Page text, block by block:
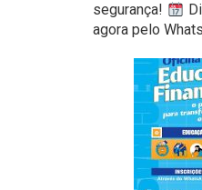
segurança!
agora pelo